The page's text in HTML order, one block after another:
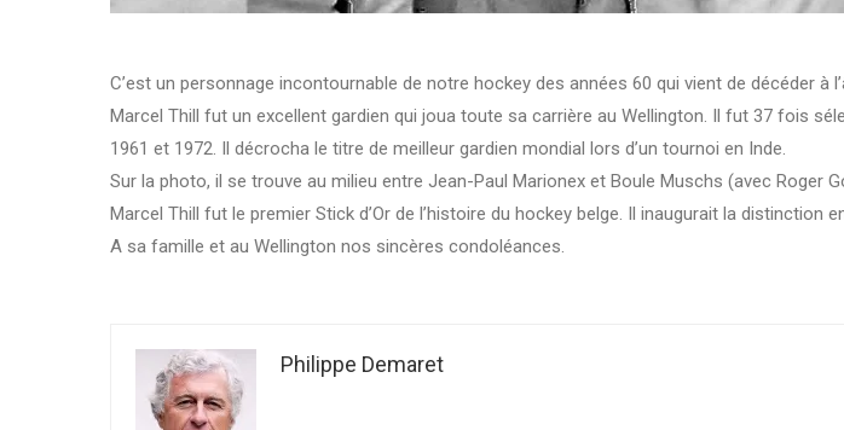
C’est un personnage incontournable de notre hockey des années 60 qui vient de décéder à
Marcel Thill fut un excellent gardien qui joua toute sa carrière au Wellington. Il fut 37 fois
1961 et 1972. Il décrocha le titre de meilleur gardien mondial lors d’un tournoi en Inde.
Sur la photo, il se trouve au milieu entre Jean-Paul Marionex et Boule Muschs (avec Roger
Marcel Thill fut le premier Stick d’Or de l’histoire du hockey belge. Il inaugurait la distinction
A sa famille et au Wellington nos sincères condoléances.
Philippe Demaret